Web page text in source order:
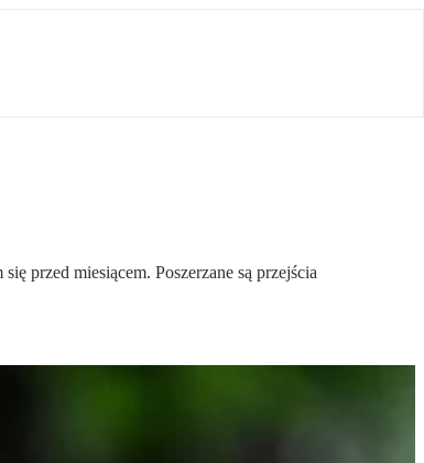
przed miesiącem. Poszerzane są przejścia